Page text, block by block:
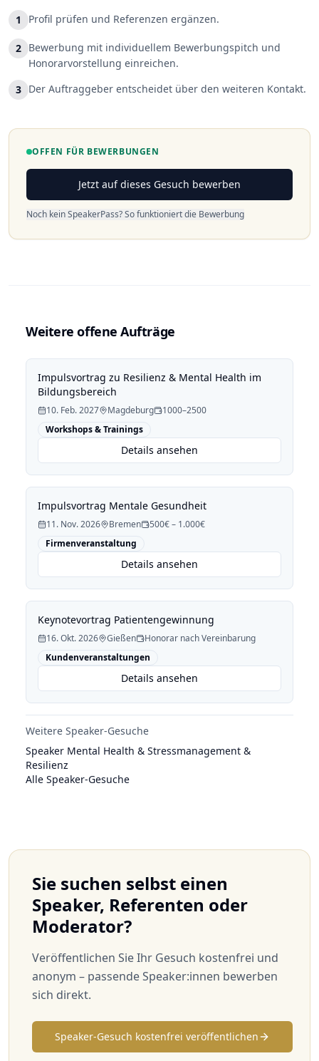
1 Profil prüfen und Referenzen ergänzen.
2 Bewerbung mit individuellem Bewerbungspitch und
Honorarvorstellung einreichen.
3 Der Auftraggeber entscheidet über den weiteren Kontakt.
OFFEN FÜR BEWERBUNGEN
Jetzt auf dieses Gesuch bewerben
Noch kein SpeakerPass? So funktioniert die Bewerbung
Weitere offene Aufträge
Impulsvortrag zu Resilienz & Mental Health im
Bildungsbereich
10. Feb. 2027 Magdeburg
1000–2500
Workshops & Trainings
Details ansehen
Impulsvortrag Mentale Gesundheit
11. Nov. 2026 Bremen
500€ – 1.000€
Firmenveranstaltung
Details ansehen
Keynotevortrag Patientengewinnung
16. Okt. 2026 Gießen
Honorar nach Vereinbarung
Kundenveranstaltungen
Details ansehen
Weitere Speaker-Gesuche
Speaker Mental Health & Stressmanagement &
Resilienz
Alle Speaker-Gesuche
Sie suchen selbst einen
Speaker, Referenten oder
Moderator?
Veröffentlichen Sie Ihr Gesuch kostenfrei und
anonym – passende Speaker:innen bewerben
sich direkt.
Speaker-Gesuch kostenfrei veröffentlichen